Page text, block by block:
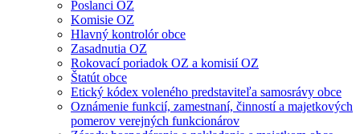
Poslanci OZ
Komisie OZ
Hlavný kontrolór obce
Zasadnutia OZ
Rokovací poriadok OZ a komisií OZ
Štatút obce
Etický kódex voleného predstaviteľa samosrávy obce
Oznámenie funkcií, zamestnaní, činností a majetkových
pomerov verejných funkcionárov